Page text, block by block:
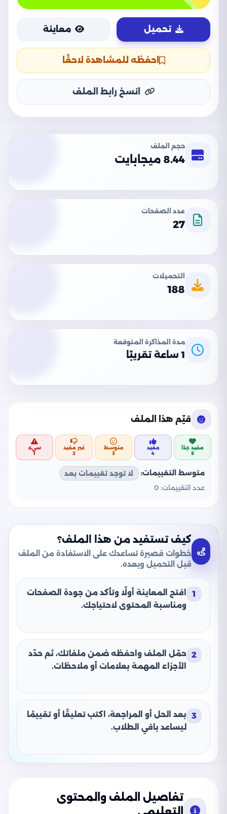
تحميل معاينة
احفظه للمشاهدة لاحقًا
انسخ رابط الملف
حجم الملف
8.44 ميجابايت
عدد الصفحات
27
التحميلات
188
مدة المذاكرة المتوقعة
1 ساعة تقريبًا
قيّم هذا الملف
مفيد جدًا
5
مفيد
4
متوسط
3
غير مفيد
2
سيء
1
متوسط التقييمات:
لا توجد تقييمات بعد
عدد التقييمات: 0
كيف تستفيد من هذا الملف؟
خطوات قصيرة تساعدك على الاستفادة من الملف
قبل التحميل وبعده.
1
افتح المعاينة أولًا وتأكد من جودة الصفحات
ومناسبة المحتوى لاحتياجك.
2 حمّل الملف واحفظه ضمن ملفاتك، ثم حدّد
الأجزاء المهمة بعلامات أو ملاحظات.
3
بعد الحل أو المراجعة، اكتب تعليقًا أو تقييمًا
ليساعد باقي الطلاب.
تفاصيل الملف والمحتوى
التعليمي